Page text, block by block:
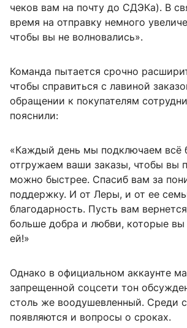
чеков вам на почту до СДЭКа). В
время на отправку немного
чтобы вы не волновались».
Команда пытается срочно
чтобы справиться с лавиной
обращении к покупателям
пояснили:
«Каждый день мы подключаем всё
отгружаем ваши заказы, чтобы вы
можно быстрее. Спасиб вам за
поддержку. И от Леры, и от ее
благодарность. Пусть вам
больше добра и любви, которые вы
ей!»
Однако в официальном аккаунте
запрещенной соцсети тон
столь же воодушевленный. Среди
появляются и вопросы о сроках.